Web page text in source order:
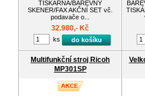
TISKÁRNA/BAREVNÝ
SKENER/FAX AKČNÍ SET vč.
podavače o...
32.980,- Kč
ks do košíku
Multifunkční stroj Ricoh
MP301SP